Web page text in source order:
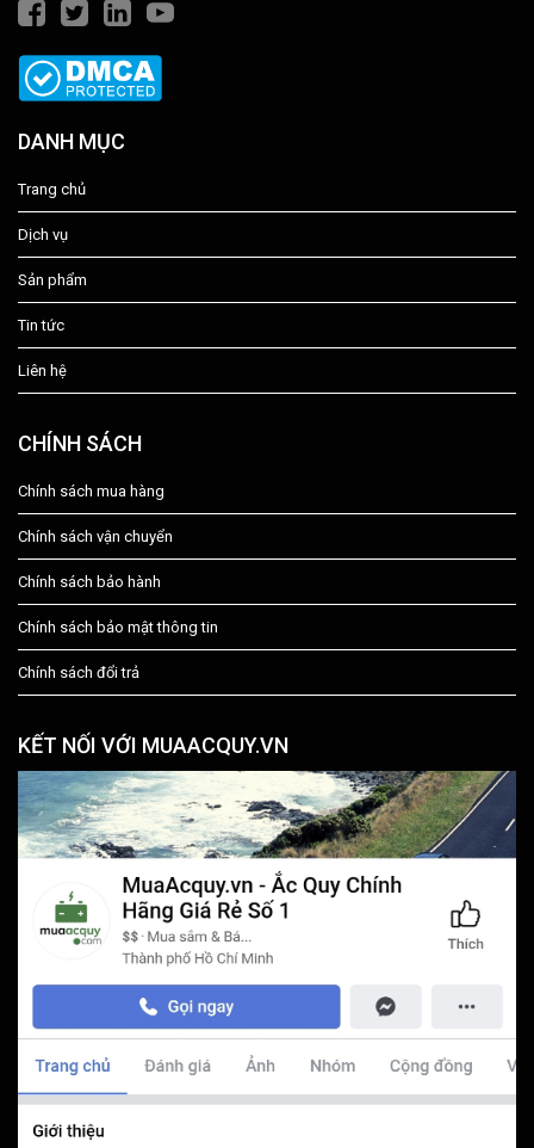
DANH MỤC
Trang chủ
Dịch vụ
Sản phẩm
Tin tức
Liên hệ
CHÍNH SÁCH
Chính sách mua hàng
Chính sách vận chuyển
Chính sách bảo hành
Chính sách bảo mật thông tin
Chính sách đổi trả
KẾT NỐI VỚI MUAACQUY.VN